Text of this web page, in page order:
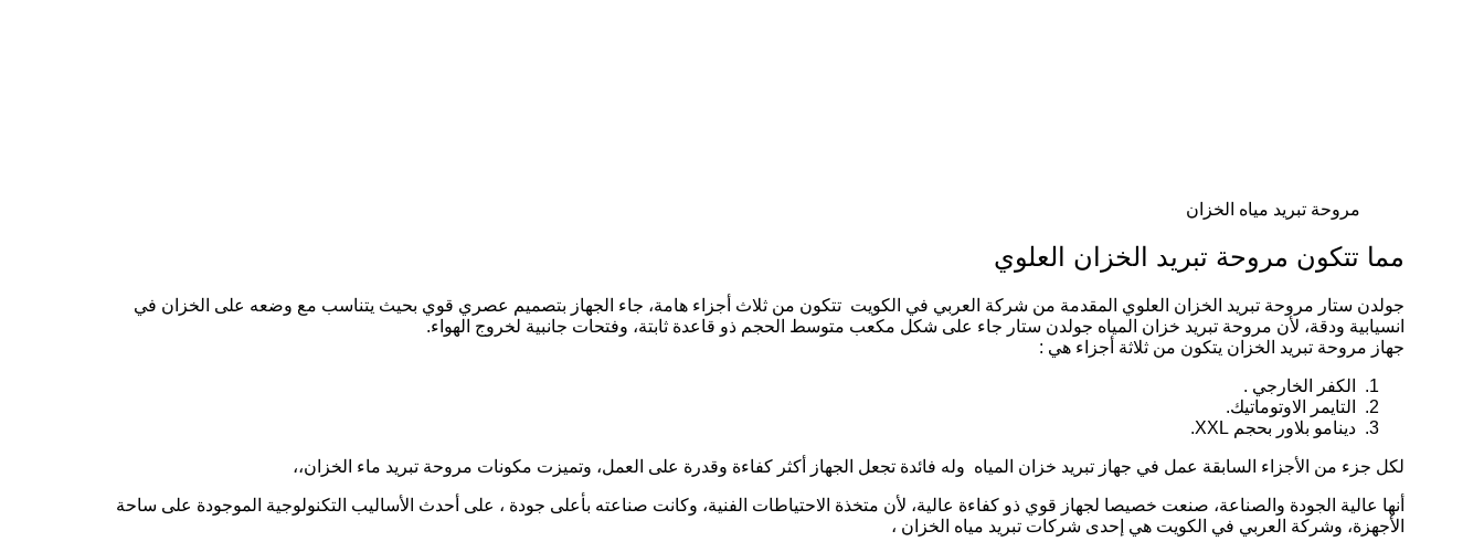
مروحة تبريد مياه الخزان
مما تتكون مروحة تبريد الخزان العلوي
جولدن ستار مروحة تبريد الخزان العلوي المقدمة من شركة العربي في الكويت تتكون من ثلاث أجزاء هامة، جاء الجهاز بتصميم عصري قوي بحيث يتناسب مع وضعه على الخزان في
انسيابية ودقة، لأن مروحة تبريد خزان المياه جولدن ستار جاء على شكل مكعب متوسط الحجم ذو قاعدة ثابتة، وفتحات جانبية لخروج الهواء.
جهاز مروحة تبريد الخزان يتكون من ثلاثة أجزاء هي :
الكفر الخارجي .
التايمر الاوتوماتيك.
دينامو بلاور بحجم XXL.
لكل جزء من الأجزاء السابقة عمل في جهاز تبريد خزان المياه وله فائدة تجعل الجهاز أكثر كفاءة وقدرة على العمل، وتميزت مكونات مروحة تبريد ماء الخزان،،
أنها عالية الجودة والصناعة، صنعت خصيصا لجهاز قوي ذو كفاءة عالية، لأن متخذة الاحتياطات الفنية، وكانت صناعته بأعلى جودة ، على أحدث الأساليب التكنولوجية الموجودة على ساحة
الأجهزة، وشركة العربي في الكويت هي إحدى شركات تبريد مياه الخزان ،